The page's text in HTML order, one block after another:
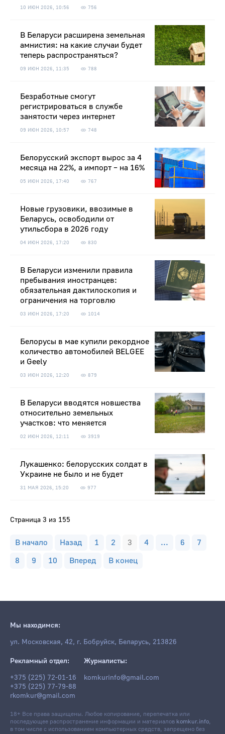
10 ИЮН 2026, 10:56 756
В Беларуси расширена земельная
амнистия: на какие случаи будет
теперь распространяться?
09 ИЮН 2026, 11:35 788
Безработные смогут
регистрироваться в службе
занятости через интернет
09 ИЮН 2026, 10:57 748
Белорусский экспорт вырос за 4
месяца на 22%, а импорт – на 16%
05 ИЮН 2026, 17:40 767
Новые грузовики, ввозимые в
Беларусь, освободили от
утильсбора в 2026 году
04 ИЮН 2026, 17:20 830
В Беларуси изменили правила
пребывания иностранцев:
обязательная дактилоскопия и
ограничения на торговлю
03 ИЮН 2026, 17:20 1014
Белорусы в мае купили рекордное
количество автомобилей BELGEE
и Geely
03 ИЮН 2026, 12:20 879
В Беларуси вводятся новшества
относительно земельных
участков: что меняется
02 ИЮН 2026, 12:11 3919
Лукашенко: белорусских солдат в
Украине не было и не будет
31 МАЯ 2026, 15:20 977
Страница 3 из 155
В начало Назад 1 2 3 4 ... 6
7
8
9 10 Вперед В конец
Мы находимся:
ул. Московская, 42, г. Бобруйск, Беларусь, 213826
Рекламный отдел:
+375 (225) 72-01-16
+375 (225) 77-79-88
rkomkur@gmail.com
Журналисты:
komkurinfo@gmail.com
18+ Все права защищены. Любое копирование, перепечатка или
последующее распространение информации и материалов komkur.info,
в том числе с использованием компьютерных средств, запрещено без